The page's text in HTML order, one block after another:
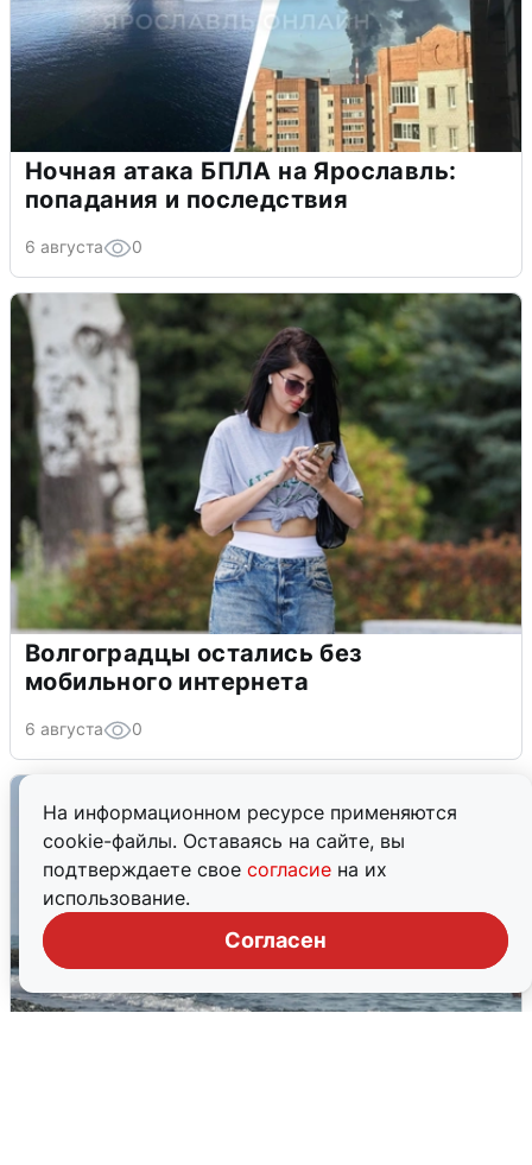
На информационном ресурсе применяются
cookie-файлы. Оставаясь на сайте, вы
подтверждаете свое согласие на их
использование.
Согласен
Ночная атака БПЛА на Ярославль:
попадания и последствия
6 августа 0
Волгоградцы остались без
мобильного интернета
6 августа 0